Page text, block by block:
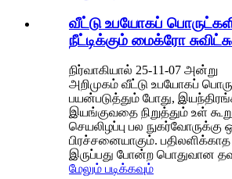
வீட்டு உபயோகப்
நீட்டிக்கும் மைக்ரோ
நிர்வாகியால் 25-11-07 அன்று
அறிமுகம் வீட்டு உபயோகப்
பயன்படுத்தும் போது,
இயங்குவதை நிறுத்தும் உள்
செயலிழப்பு பல
பிரச்சனையாகும்.
இருப்பது போன்ற பொதுவான
மேலும் படிக்கவும்